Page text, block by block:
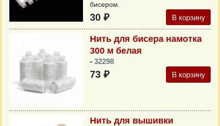
бисером.
30 ₽ В корзину
Нить для бисера намотка
300 м белая
- 32298
73 ₽ В корзину
Нить для вышивки